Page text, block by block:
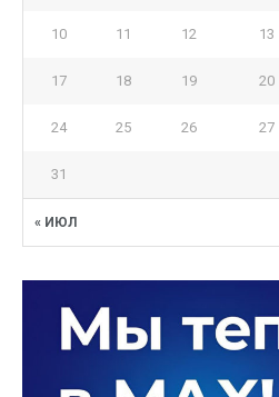
« ИЮЛ
10 11 12 13
17 18 19 20
24 25 26 27
31